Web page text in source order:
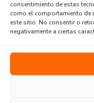
consentimiento de estas
como el comportamiento de
este sitio. No consentir o
negativamente a ciertas
...